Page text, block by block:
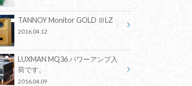
TANNOY Monitor GOLD ⅢLZ
2016.04.12
LUXMAN MQ36 パワーアンプ入
荷です。
2016.04.09